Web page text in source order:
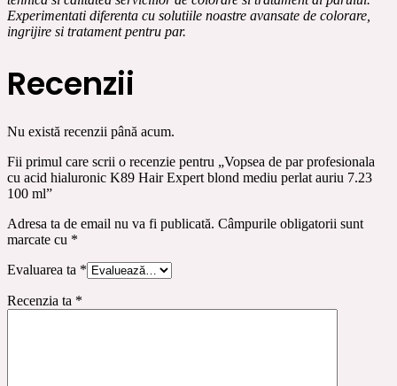
Experimentati diferenta cu solutiile noastre avansate de colorare,
ingrijire si tratament pentru par.
Recenzii
Nu există recenzii până acum.
Fii primul care scrii o recenzie pentru „Vopsea de par profesionala
cu acid hialuronic K89 Hair Expert blond mediu perlat auriu 7.23
100 ml”
Adresa ta de email nu va fi publicată. Câmpurile obligatorii sunt
marcate cu *
Evaluarea ta *
Recenzia ta *